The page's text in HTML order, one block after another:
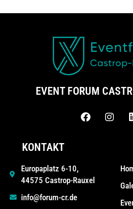
EVENT FORUM
KONTAKT
Europaplatz 6-10,
44575 Castrop-Rauxel
info@forum-cr.de